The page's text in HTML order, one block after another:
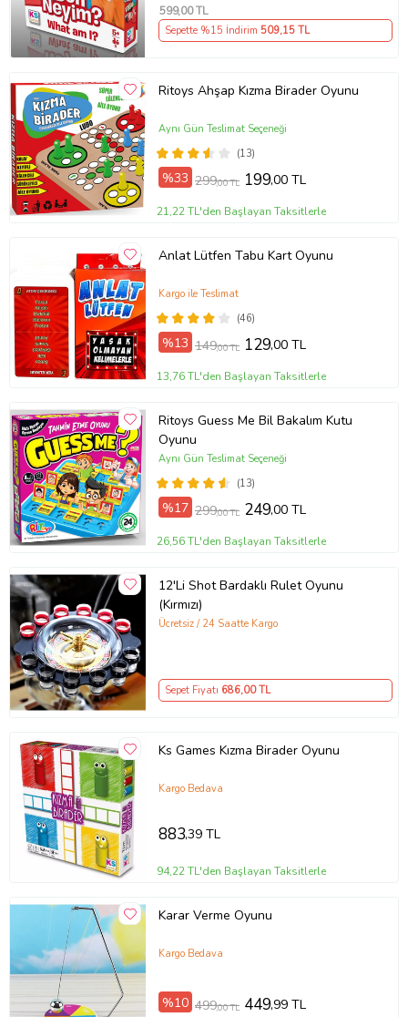
599,00 TL
Sepette %15 İndirim 509,15 TL
Ritoys Ahşap Kızma Birader Oyunu
(13)
Aynı Gün Teslimat Seçeneği
%33 299,00 TL 199,00 TL
21,22 TL'den Başlayan Taksitlerle
Anlat Lütfen Tabu Kart Oyunu
(46)
Kargo ile Teslimat
%13 149,00 TL 129,00 TL
13,76 TL'den Başlayan Taksitlerle
Ritoys Guess Me Bil Bakalım Kutu
Oyunu
(13)
Aynı Gün Teslimat Seçeneği
%17 299,00 TL 249,00 TL
26,56 TL'den Başlayan Taksitlerle
12'Li Shot Bardaklı Rulet Oyunu
(Kırmızı)
Ücretsiz / 24 Saatte Kargo
Sepet Fiyatı 686,00 TL
Ks Games Kızma Birader Oyunu
Kargo Bedava
883,39 TL
94,22 TL'den Başlayan Taksitlerle
Karar Verme Oyunu
Kargo Bedava
%10 499,00 TL 449,99 TL